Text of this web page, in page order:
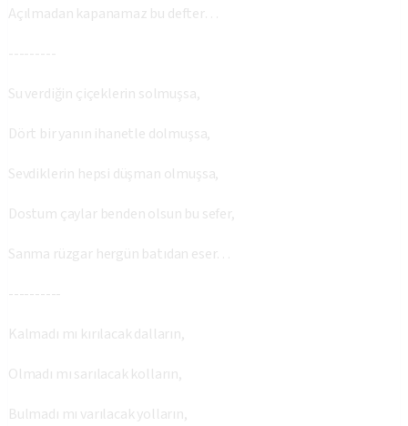
Açılmadan kapanamaz bu defter…
Su verdiğin çiçeklerin solmuşsa,
Dört bir yanın ihanetle dolmuşsa,
Sevdiklerin hepsi düşman olmuşsa,
Dostum çaylar benden olsun bu sefer,
Sanma rüzgar hergün batıdan eser…
Kalmadı mı kırılacak dalların,
Olmadı mı sarılacak kolların,
Bulmadı mı varılacak yolların,